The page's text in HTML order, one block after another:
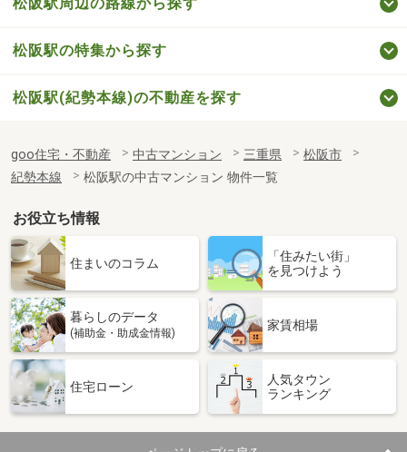
松阪駅の特集から探す
松阪駅(紀勢本線)の不動産を探す
goo住宅・不動産 中古マンション 三重県
松阪市
紀勢本線
松阪駅の中古マンション 物件一覧
お役立ち情報
住まいのコラム
「住みたい街」
を見つけよう
暮らしのデータ
(補助金・助成金情報)
家賃相場
住宅ローン
人気タウン
ランキング